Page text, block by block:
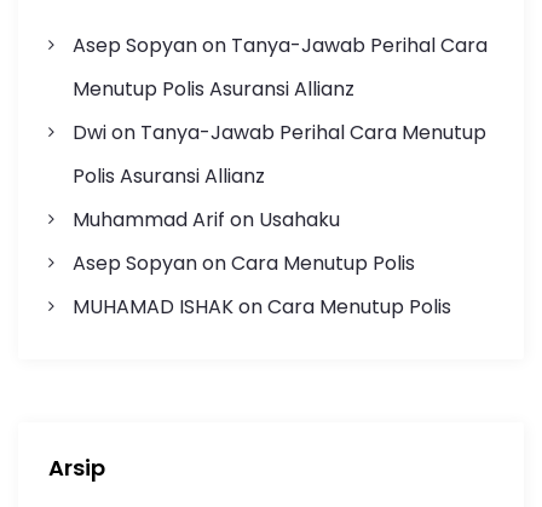
Asep Sopyanon Tanya-Jawab Perihal Cara
Menutup Polis Asuransi Allianz
Dwion Tanya-Jawab Perihal Cara Menutup
Polis Asuransi Allianz
Muhammad Arif on Usahaku
Asep SopyanonCara Menutup Polis
MUHAMAD ISHAKonCara Menutup Polis
Arsip